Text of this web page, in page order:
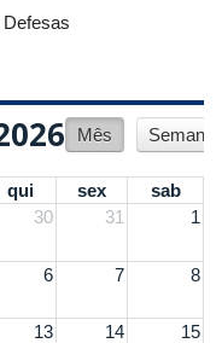
Mês Semana
qui sex
sab
30 31 1
6 7 8
13 14 15